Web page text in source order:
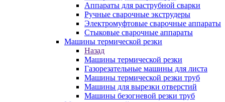
Аппараты для раструбной сварки
Ручные сварочные экструдеры
Электромуфтовые сварочные аппараты
Стыковые сварочные аппараты
Машины термической резки
Назад
Машины термической резки
Газорезательные машины для листа
Машины термической резки труб
Машины для вырезки отверстий
Машины безогневой резки труб